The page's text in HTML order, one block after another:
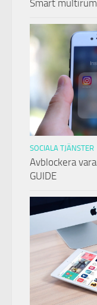
Smart
SOCIALA TJÄNSTER
Avblockera
GUIDE